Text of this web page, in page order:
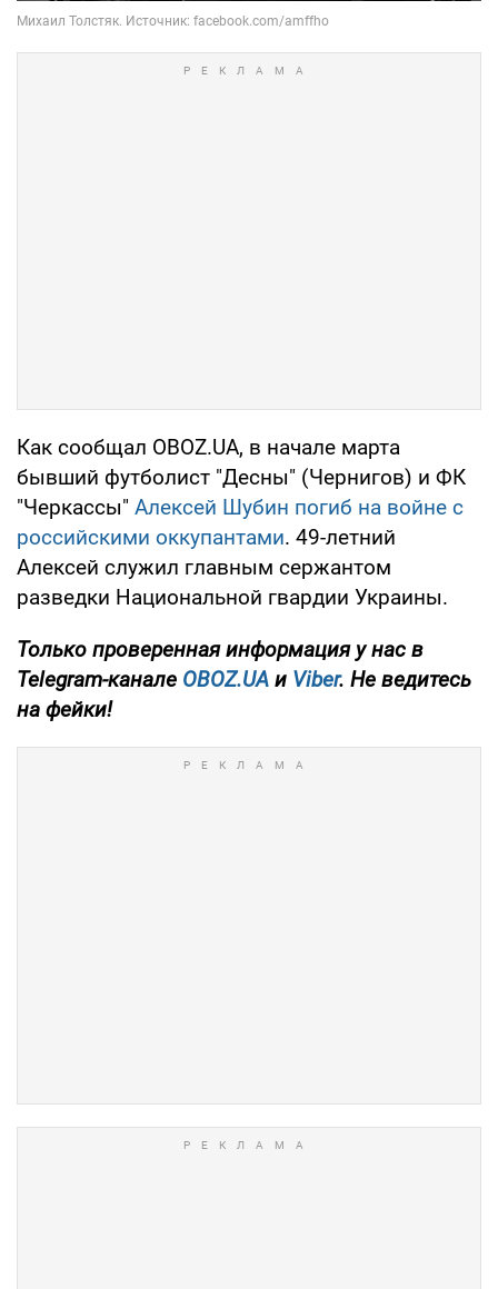
Как сообщал OBOZ.UA, в начале марта
бывший футболист "Десны" (Чернигов) и ФК
"Черкассы" Алексей Шубин погиб на войне с
российскими оккупантами. 49-летний
Алексей служил главным сержантом
разведки Национальной гвардии Украины.
Только проверенная информация у нас в
Telegram-канале OBOZ.UA и Viber. Не ведитесь
на фейки!